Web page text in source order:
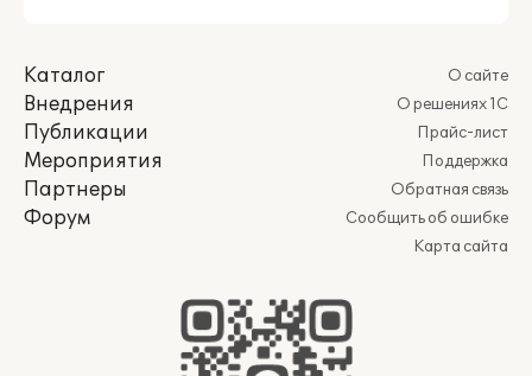
Каталог
Внедрения
Публикации
Мероприятия
Партнеры
Форум
О сайте
О решениях 1С
Прайс-лист
Поддержка
Обратная связь
Сообщить об ошибке
Карта сайта